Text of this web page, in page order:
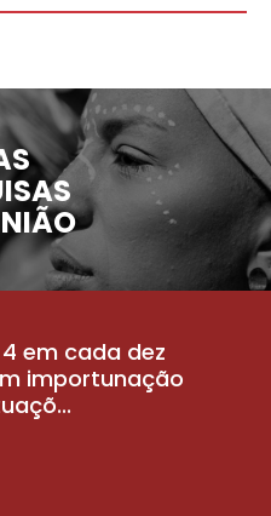
em cada dez
importunação